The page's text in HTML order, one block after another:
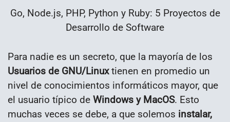
Go, Node.js, PHP, Python y Ruby: 5 Proyectos de
Desarrollo de Software
Para nadie es un secreto, que la mayoría de los
Usuarios de GNU/Linuxtienen en promedio un
nivel de conocimientos informáticos mayor, que
el usuario típico de Windows y MacOS. Esto
muchas veces se debe, a que solemos instalar,